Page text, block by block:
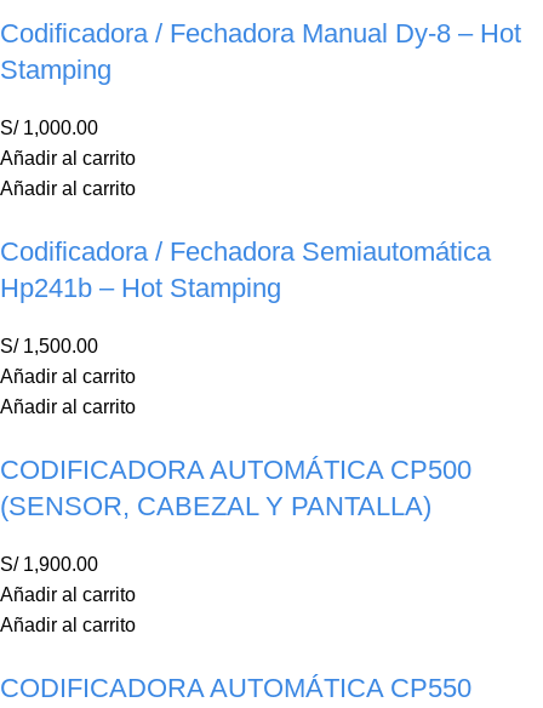
Codificadora / Fechadora Manual Dy-8 – Hot
Stamping
S/1,000.00
Añadir al carrito
Añadir al carrito
Codificadora / Fechadora Semiautomática
Hp241b – Hot Stamping
S/1,500.00
Añadir al carrito
Añadir al carrito
CODIFICADORA AUTOMÁTICA CP500
(SENSOR, CABEZAL Y PANTALLA)
S/1,900.00
Añadir al carrito
Añadir al carrito
CODIFICADORA AUTOMÁTICA CP550